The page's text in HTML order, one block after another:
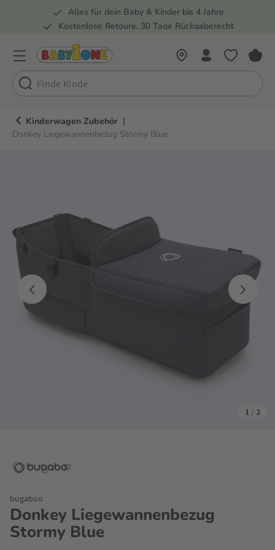
Zur Hauptnavigation springen
Alles für dein Baby & Kinder bis 4 Jahre
Kostenlose Retoure, 30 Tage Rückgaberecht
Kinderwagen Zubehör |
Donkey Liegewannenbezug Stormy Blue
1 / 2
Donkey Liegewannenbezug
Stormy Blue
bugaboo